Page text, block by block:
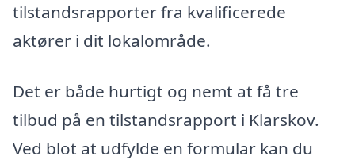
tilstandsrapporter fra kvalificerede
aktører i dit lokalområde.
Det er både hurtigt og nemt at få tre
tilbud på en tilstandsrapport i Klarskov.
Ved blot at udfylde en formular kan du